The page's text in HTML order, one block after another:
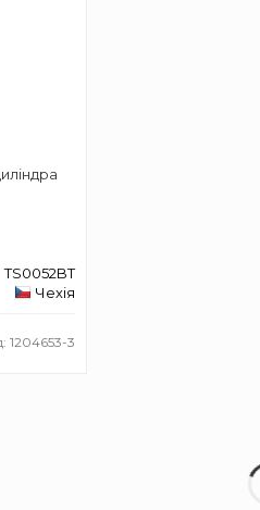
TS0052BT
Чехія
1204653-3